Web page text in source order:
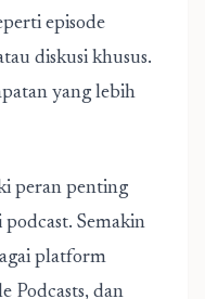
episode
diskusi khusus.
yang lebih
peran penting
Semakin
platform
Podcasts, dan